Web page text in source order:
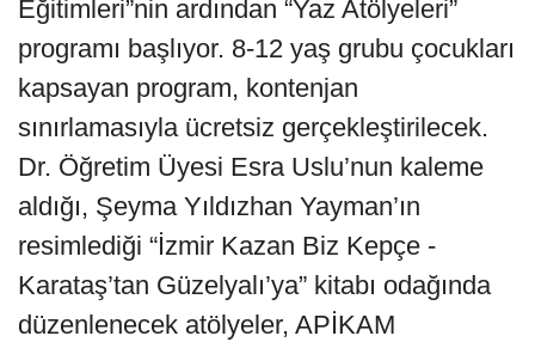
Eğitimleri”nin ardından “Yaz Atölyeleri”
programı başlıyor. 8-12 yaş grubu çocukları
kapsayan program, kontenjan
sınırlamasıyla ücretsiz gerçekleştirilecek.
Dr. Öğretim Üyesi Esra Uslu’nun kaleme
aldığı, Şeyma Yıldızhan Yayman’ın
resimlediği “İzmir Kazan Biz Kepçe -
Karataş’tan Güzelyalı’ya” kitabı odağında
düzenlenecek atölyeler, APİKAM